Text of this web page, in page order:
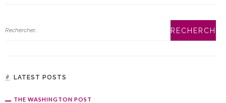
LATEST POSTS
THE WASHINGTON POST